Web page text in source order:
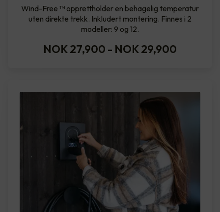
Wind-Free ™ opprettholder en behagelig temperatur
uten direkte trekk. Inkludert montering. Finnes i 2
modeller: 9 og 12.
NOK 27,900 - NOK 29,900